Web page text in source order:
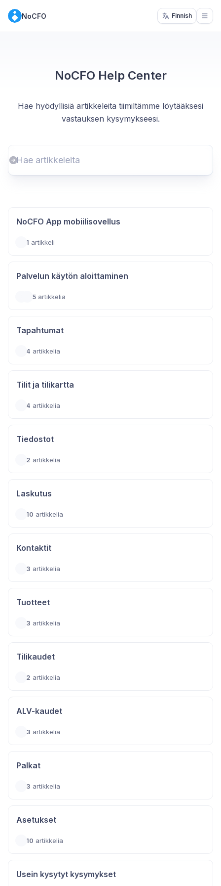
NoCFO Finnish
NoCFO Help Center
Hae hyödyllisiä artikkeleita tiimiltämme löytääksesi
vastauksen kysymykseesi.
NoCFO App mobiilisovellus
1 artikkeli
Palvelun käytön aloittaminen
5 artikkelia
Tapahtumat
4 artikkelia
Tilit ja tilikartta
4 artikkelia
Tiedostot
2 artikkelia
Laskutus
10 artikkelia
Kontaktit
3 artikkelia
Tuotteet
3 artikkelia
Tilikaudet
2 artikkelia
ALV-kaudet
3 artikkelia
Palkat
3 artikkelia
Asetukset
10 artikkelia
Usein kysytyt kysymykset